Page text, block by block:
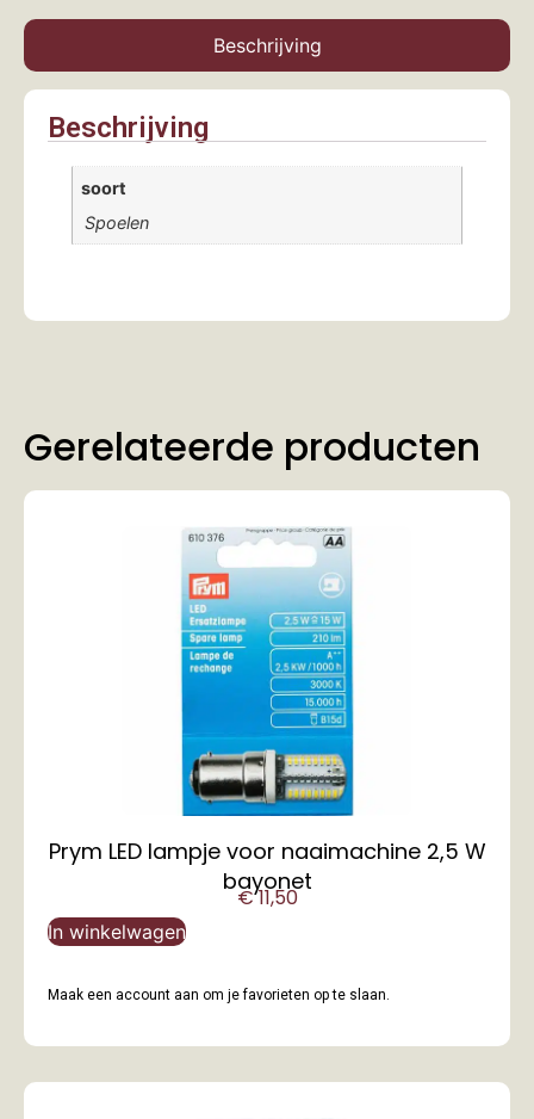
Beschrijving
Beschrijving
soort
Spoelen
Gerelateerde producten
Prym LED lampje voor naaimachine 2,5 W
bayonet
€11,50
In winkelwagen
Maak een account aan om je favorieten op te slaan.